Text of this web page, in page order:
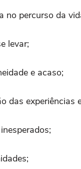
no percurso da
levar;
e acaso;
das experiências